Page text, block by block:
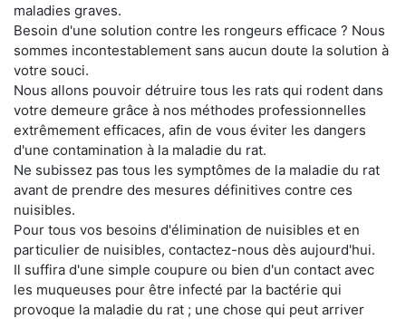
maladies graves.
Besoin d'une solution contre les rongeurs efficace ? Nous
sommes incontestablement sans aucun doute la solution à
votre souci.
Nous allons pouvoir détruire tous les rats qui rodent dans
votre demeure grâce à nos méthodes professionnelles
extrêmement efficaces, afin de vous éviter les dangers
d'une contamination à la maladie du rat.
Ne subissez pas tous les symptômes de la maladie du rat
avant de prendre des mesures définitives contre ces
nuisibles.
Pour tous vos besoins d'élimination de nuisibles et en
particulier de nuisibles, contactez-nous dès aujourd'hui.
Il suffira d'une simple coupure ou bien d'un contact avec
les muqueuses pour être infecté par la bactérie qui
provoque la maladie du rat ; une chose qui peut arriver